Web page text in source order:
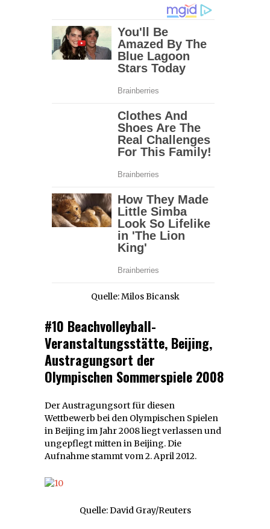
Quelle: Milos Bicansk
#10 Beachvolleyball-
Veranstaltungsstätte, Beijing,
Austragungsort der
Olympischen Sommerspiele 2008
Der Austragungsort für diesen
Wettbewerb bei den Olympischen Spielen
in Beijing im Jahr 2008 liegt verlassen und
ungepflegt mitten in Beijing. Die
Aufnahme stammt vom 2. April 2012.
Quelle: David Gray/Reuters